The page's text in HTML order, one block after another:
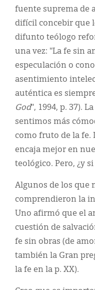
fuente suprema de
difícil concebir que
difunto teólogo
una vez: "La fe sin
especulación o
asentimiento
auténtica es
God", 1994, p. 37).
sentimos más
como fruto de la fe.
encaja mejor en
teológico. Pero, ¿y
Algunos de los que
comprendieron la
Uno afirmó que el
cuestión de
fe sin obras (de
también la Gran
la fe en la p. XX).